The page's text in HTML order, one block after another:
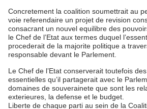
Concretement la coalition soumettrait au
voie referendaire un projet de revision
consacrant un nouvel equilibre des
le Chef de l’Etat aux termes duquel
procederait de la majorite politique a
responsable devant le Parlement.
Le Chef de l’Etat conserverait toutefois
essentielles qu’il partagerait avec le
domaines de souverainete que sont les
exterieures, la defense et le budget.
Liberte de chaque parti au sein de la